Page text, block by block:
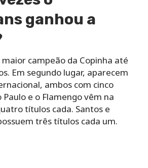
ganhou a
campeão da Copinha até
Em segundo lugar, aparecem
ambos com cinco
Paulo e o Flamengo vêm na
títulos cada. Santos e
três títulos cada um.